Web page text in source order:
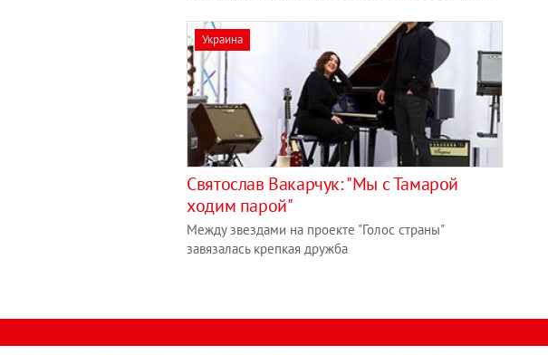
Украина
Святослав Вакарчук: "Мы с Тамарой
ходим парой"
Между звездами на проекте "Голос страны"
завязалась крепкая дружба